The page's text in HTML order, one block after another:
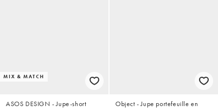
MIX & MATCH
ASOS DESIGN - Jupe-short
Object - Jupe portefeuille en